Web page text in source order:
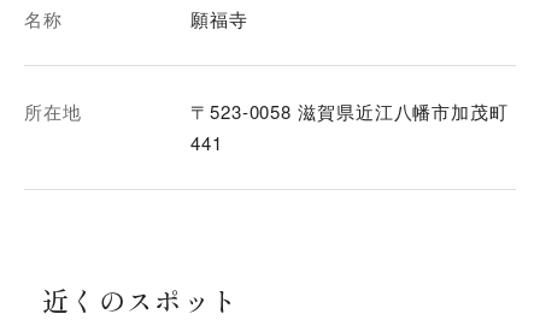
名称 願福寺
所在地
〒523-0058 滋賀県近江八幡市加茂町
441
近くのスポット